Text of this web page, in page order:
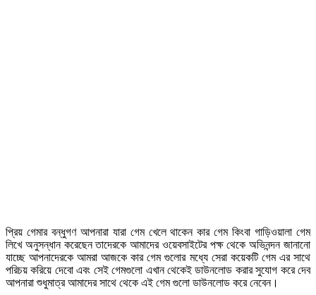
প্রিয় গেমার বন্ধুগণ আপনারা যারা গেম খেলে থাকেন কার গেম কিংবা গাড়িওয়ালা গেম
লিখে অনুসন্ধান করেছেন তাদেরকে আমাদের ওয়েবসাইটের পক্ষ থেকে অভিনন্দন জানানো
যাচ্ছে আপনাদেরকে আমরা আজকে কার গেম গুলোর মধ্যে সেরা কয়েকটি গেম এর সাথে
পরিচয় করিয়ে দেবো এবং সেই গেমগুলো এখান থেকেই ডাউনলোড করার সুযোগ করে দেব
আপনারা শুধুমাত্র আমাদের সাথে থেকে এই গেম গুলো ডাউনলোড করে নেবেন।